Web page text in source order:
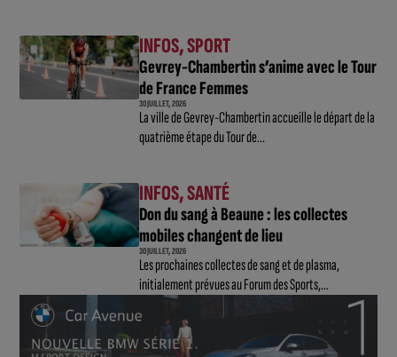
INFOS,SPORT
Gevrey-Chambertin s’anime avec le Tour
de France Femmes
30 JUILLET, 2026
La ville de Gevrey-Chambertin accueille le départ de la
quatrième étape du Tour de...
INFOS,SANTÉ
Don du sang à Beaune : les collectes
mobiles changent de lieu
30 JUILLET, 2026
Les prochaines collectes de sang et de plasma,
initialement prévues au Forum des Sports,...